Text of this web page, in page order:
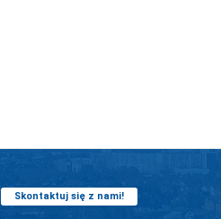
Skontaktuj się z nami!